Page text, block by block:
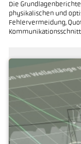
Die
physikalischen und
Fehlervermeidung,